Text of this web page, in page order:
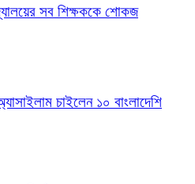
সব শিক্ষককে শোকজ
চাইলেন ১০ বাংলাদেশি